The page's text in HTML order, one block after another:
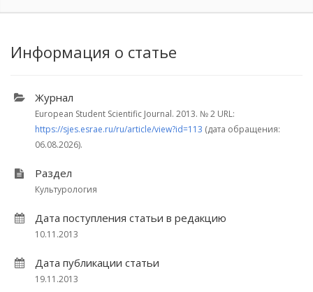
Информация о статье
Журнал
European Student Scientific Journal. 2013. № 2 URL:
https://sjes.esrae.ru/ru/article/view?id=113 (дата обращения:
06.08.2026).
Раздел
Культурология
Дата поступления статьи в редакцию
10.11.2013
Дата публикации статьи
19.11.2013